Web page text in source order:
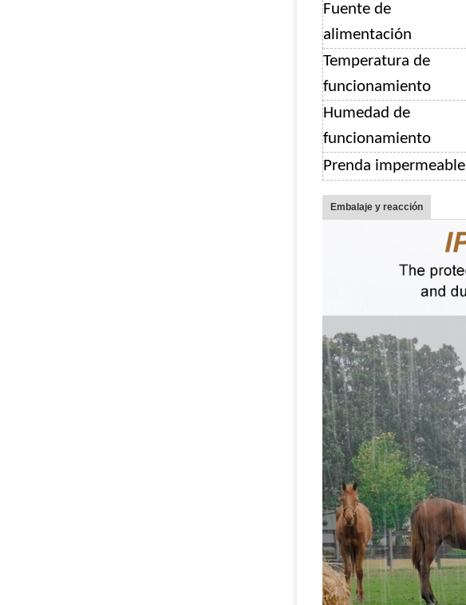
Fuente de
alimentación
Temperatura de
funcionamiento
Humedad de
funcionamiento
Prenda impermeable
Embalaje y reacción